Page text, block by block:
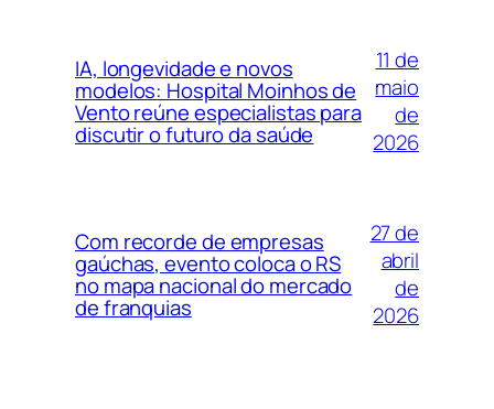
IA, longevidade e novos
modelos: Hospital Moinhos de
Vento reúne especialistas para
discutir o futuro da saúde
11 de
maio
de
2026
Com recorde de empresas
gaúchas, evento coloca o RS
no mapa nacional do mercado
de franquias
27 de
abril
de
2026